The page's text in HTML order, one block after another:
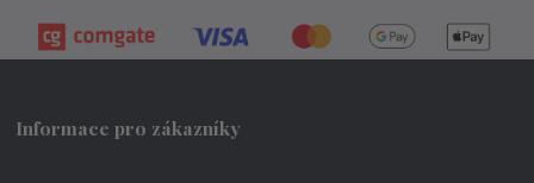
Informace pro zákazníky